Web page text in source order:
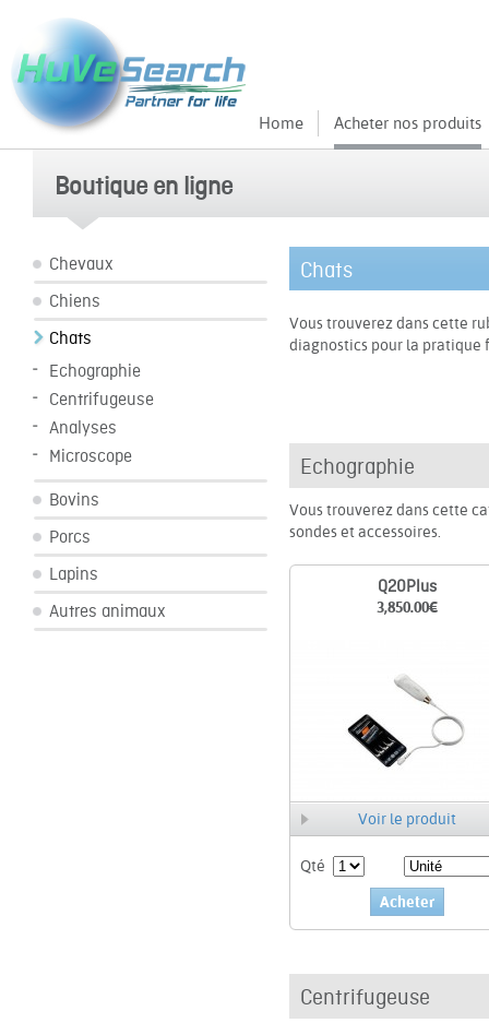
Home Acheter nos produits
Boutique en ligne
Chevaux
Chiens
Chats
Echographie
Centrifugeuse
Analyses
Microscope
Bovins
Porcs
Lapins
Autres animaux
Chats
Vous trouverez dans cette
diagnostics pour la pratique
Echographie
Vous trouverez dans cette
sondes et accessoires.
Q20Plus
3,850.00€
Voir le produit
Qté
Acheter
Centrifugeuse